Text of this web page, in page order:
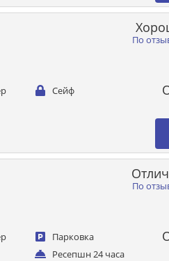
Сейф
По
Парковка
Ресепшн 24 часа
По